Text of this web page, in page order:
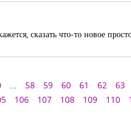
сказать что-то новое
... 58 59 60 61 62 63
106 107 108 109 110